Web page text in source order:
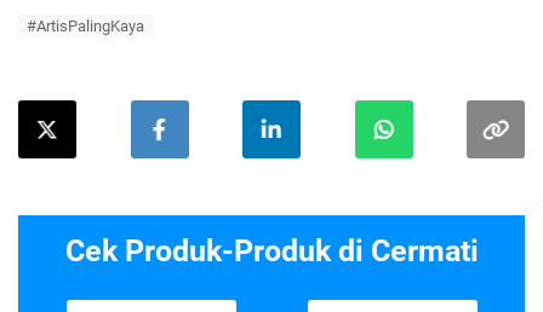
#ArtisPalingKaya
Cek Produk-Produk di Cermati